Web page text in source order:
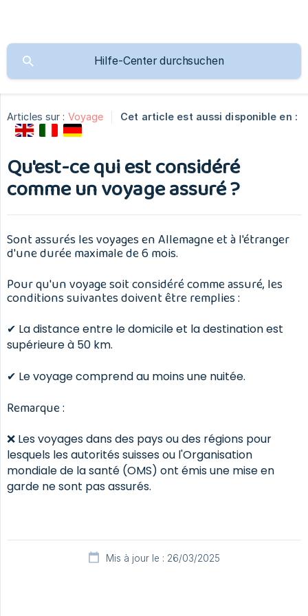
Articles sur : Voyage Cet article est aussi disponible en :
Qu'est-ce qui est considéré
comme un voyage assuré ?
Sont assurés les voyages en Allemagne et à l'étranger
d'une durée maximale de 6 mois.
Pour qu'un voyage soit considéré comme assuré, les
conditions suivantes doivent être remplies :
✔ La distance entre le domicile et la destination est
supérieure à 50 km.
✔ Le voyage comprend au moins une nuitée.
Remarque :
❌ Les voyages dans des pays ou des régions pour
lesquels les autorités suisses ou l'Organisation
mondiale de la santé (OMS) ont émis une mise en
garde ne sont pas assurés.
Mis à jour le : 26/03/2025